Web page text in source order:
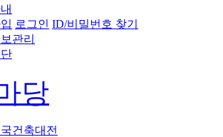
로그인 ID/비밀번호 찾기
관리
당
건축대전